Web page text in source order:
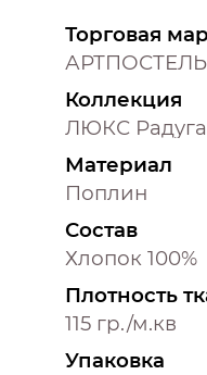
Торговая
АРТПОСТЕЛЬ
Коллекция
ЛЮКС Радуга
Материал
Поплин
Состав
Хлопок 100%
Плотность
115 гр./м.кв
Упаковка